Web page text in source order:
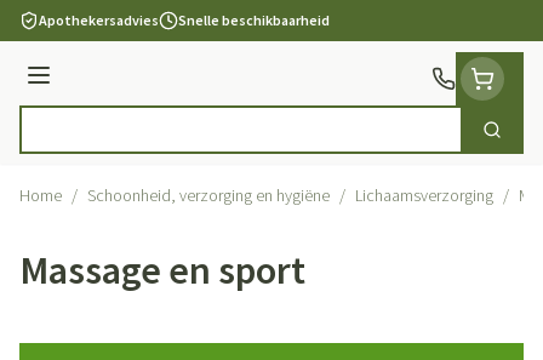
Ga naar de inhoud
Apothekersadvies Snelle beschikbaarheid
Menu
Zoek
Home / Schoonheid, verzorging en hygiëne / Lichaamsverzorging /
Massage en sport